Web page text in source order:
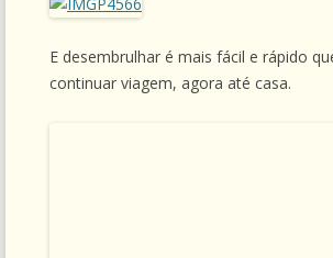
E desembrulhar é mais fácil e rápido
continuar viagem, agora até casa.